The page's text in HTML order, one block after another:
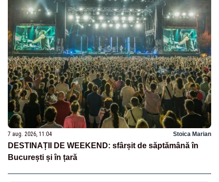
7 aug. 2026, 11:04 Stoica Marian
DESTINAȚII DE WEEKEND: sfârșit de săptămână în
București și în țară